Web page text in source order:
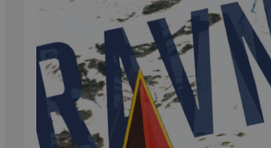
Outlet
— kvalitetslitteratur
til
99,-
Forfattere
Våre
utvalgte